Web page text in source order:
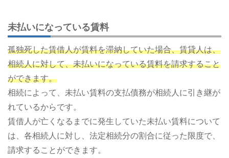
未払いになっている賃料
孤独死した賃借人が賃料を滞納していた場合、賃貸人は、
相続人に対して、未払いになっている賃料を請求すること
ができます。
相続によって、未払い賃料の支払債務が相続人に引き継が
れているからです。
賃借人が亡くなるまでに発生していた未払い賃料について
は、各相続人に対し、法定相続分の割合に従った限度で、
請求することができます。